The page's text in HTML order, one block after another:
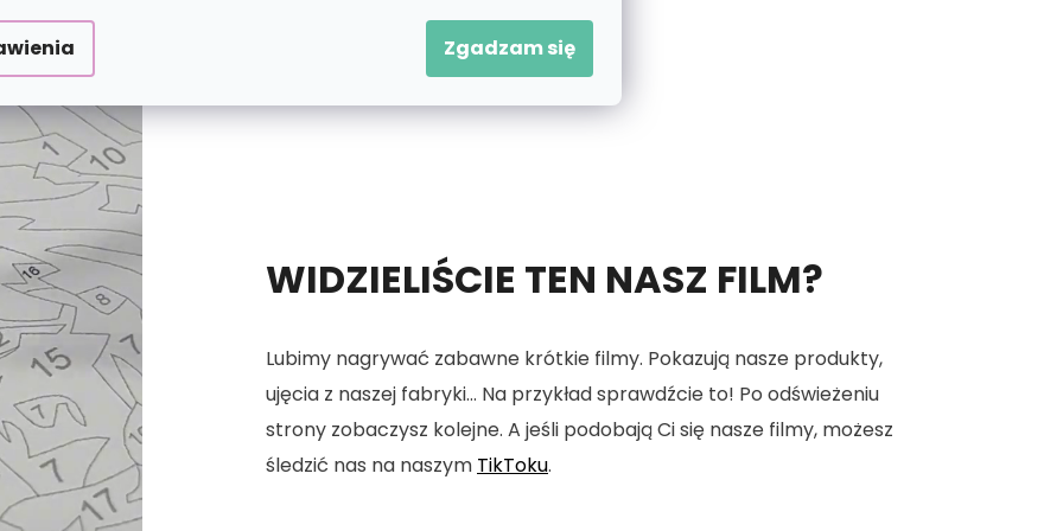
Zgadzam się
WIDZIELIŚCIE TEN NASZ FILM?
Lubimy nagrywać zabawne krótkie filmy. Pokazują nasze produkty,
ujęcia z naszej fabryki... Na przykład sprawdźcie to! Po odświeżeniu
strony zobaczysz kolejne. A jeśli podobają Ci się nasze filmy, możesz
śledzić nas na naszym TikToku.